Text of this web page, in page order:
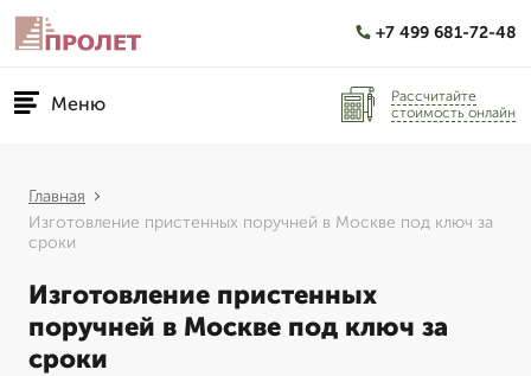
+7 499 681-72-48
Меню
Рассчитайте
стоимость онлайн
Главная
Изготовление пристенных поручней в Москве под ключ за
сроки
Изготовление пристенных
поручней в Москве под ключ за
сроки